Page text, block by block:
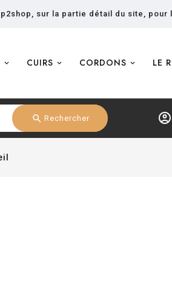
sur la partie détail du site, pour
CUIRS CORDONS LE
search Rechercher account_circle